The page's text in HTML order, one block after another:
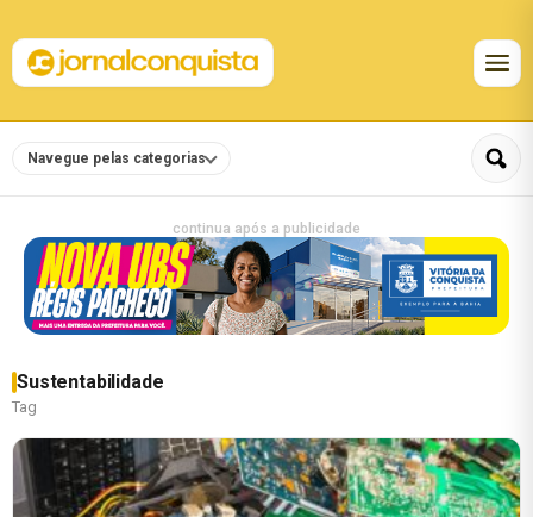
Navegue pelas categorias
continua após a publicidade
Sustentabilidade
Tag